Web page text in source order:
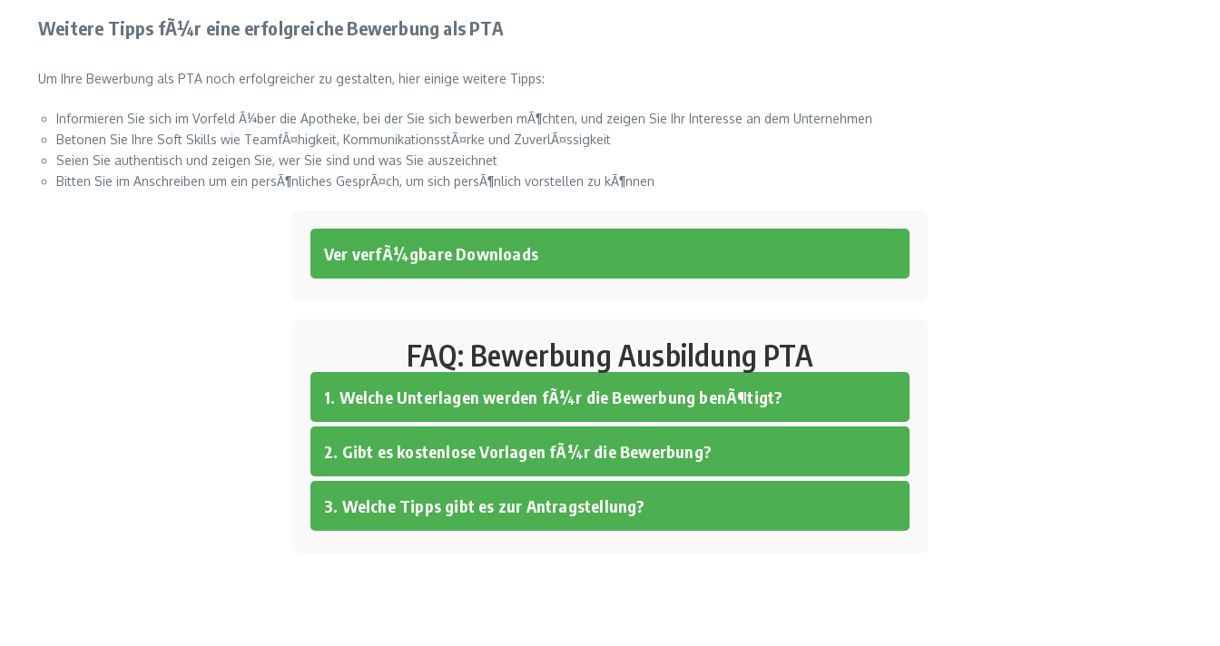
Weitere Tipps fÃ¼r eine erfolgreiche Bewerbung als PTA
Um Ihre Bewerbung als PTA noch erfolgreicher zu gestalten, hier einige weitere Tipps:
Informieren Sie sich im Vorfeld Ã¼ber die Apotheke, bei der Sie sich bewerben mÃ¶chten, und zeigen Sie Ihr Interesse an dem Unternehmen
Betonen Sie Ihre Soft Skills wie TeamfÃ¤higkeit, KommunikationsstÃ¤rke und ZuverlÃ¤ssigkeit
Seien Sie authentisch und zeigen Sie, wer Sie sind und was Sie auszeichnet
Bitten Sie im Anschreiben um ein persÃ¶nliches GesprÃ¤ch, um sich persÃ¶nlich vorstellen zu kÃ¶nnen
Ver verfÃ¼gbare Downloads
FAQ: Bewerbung Ausbildung PTA
1. Welche Unterlagen werden fÃ¼r die Bewerbung benÃ¶tigt?
2. Gibt es kostenlose Vorlagen fÃ¼r die Bewerbung?
3. Welche Tipps gibt es zur Antragstellung?